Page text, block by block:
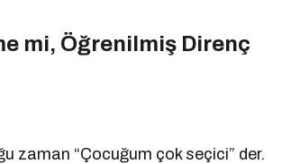
mi, Öğrenilmiş Direnç
zaman “Çocuğum çok seçici” der.